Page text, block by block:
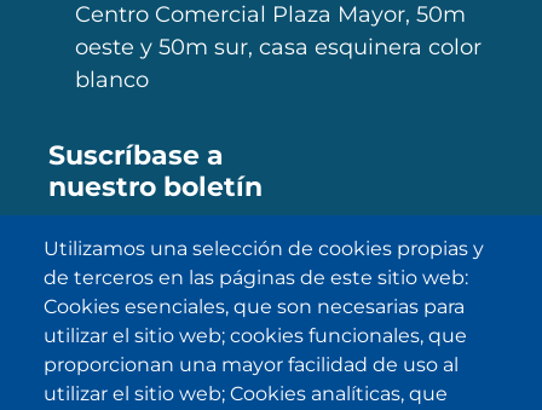
Centro Comercial Plaza Mayor, 50m
oeste y 50m sur, casa esquinera color
blanco
Suscríbase a
nuestro boletín
SUBSCRIBE
He sido informado/a sobre política
de privacidad
y la acepto.
Utilizamos una selección de cookies propias y
de terceros en las páginas de este sitio web:
Cookies esenciales, que son necesarias para
utilizar el sitio web; cookies funcionales, que
proporcionan una mayor facilidad de uso al
utilizar el sitio web; Cookies analíticas, que